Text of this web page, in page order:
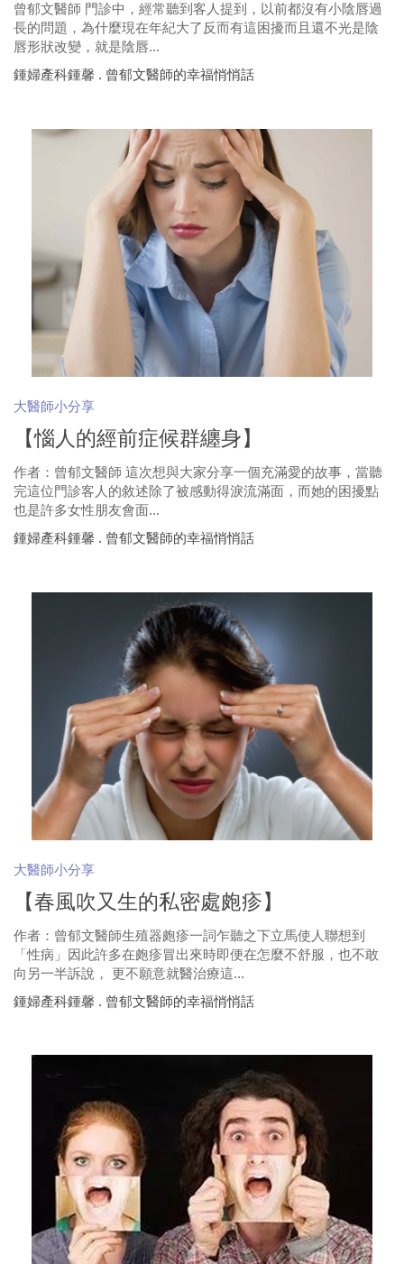
曾郁文醫師 門診中，經常聽到客人提到，以前都沒有小陰唇過
長的問題，為什麼現在年紀大了反而有這困擾而且還不光是陰
唇形狀改變，就是陰唇...
鍾婦產科鍾馨 . 曾郁文醫師的幸福悄悄話
大醫師小分享
【惱人的經前症候群纏身】
作者：曾郁文醫師 這次想與大家分享一個充滿愛的故事，當聽
完這位門診客人的敘述除了被感動得淚流滿面，而她的困擾點
也是許多女性朋友會面...
鍾婦產科鍾馨 . 曾郁文醫師的幸福悄悄話
大醫師小分享
【春風吹又生的私密處皰疹】
作者：曾郁文醫師生殖器皰疹一詞乍聽之下立馬使人聯想到
「性病」因此許多在皰疹冒出來時即便在怎麼不舒服，也不敢
向另一半訴說， 更不願意就醫治療這...
鍾婦產科鍾馨 . 曾郁文醫師的幸福悄悄話